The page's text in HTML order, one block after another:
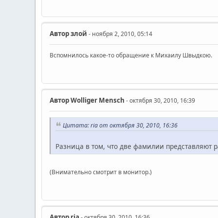
Авторзлой - ноября 2, 2010, 05:14
Вспомнилось какое-то обращение к Михаилу Швыдкою.
АвторWolliger Mensch - октября 30, 2010, 16:39
Цитата: ria от октября 30, 2010, 16:36
Разница в том, что две фамилии представляют
(Внимательно смотрит в монитор.)